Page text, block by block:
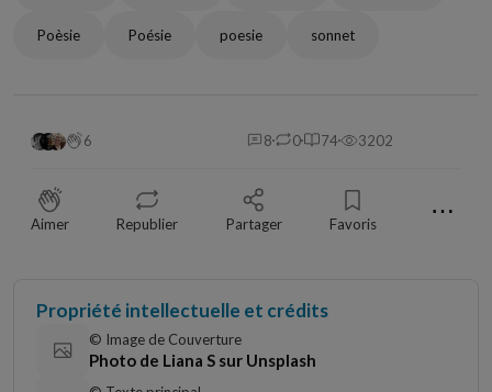
Poèsie Poésie poesie sonnet
6 8 0 74 3202
Aimer Republier Partager Favoris ⋯
Propriété intellectuelle et crédits
© Image de Couverture
Photo de Liana S sur Unsplash